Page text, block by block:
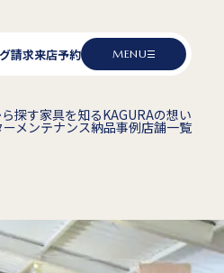
請求来店予約 MENU
探す家具を知るKAGURAの想い
ーメンテナンス納品事例店舗一覧